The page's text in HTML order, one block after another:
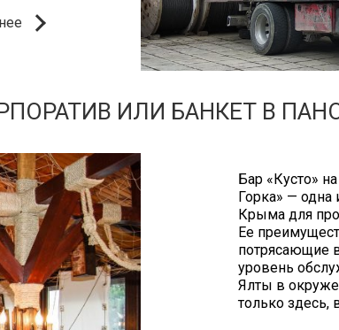
ИЛИ БАНКЕТ В
Бар «Кусто»
Горка» —
Крыма для
Ее
потрясающие
уровень
Ялты в
только здесь,